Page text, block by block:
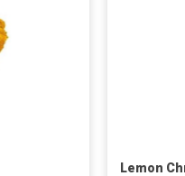
Lemon